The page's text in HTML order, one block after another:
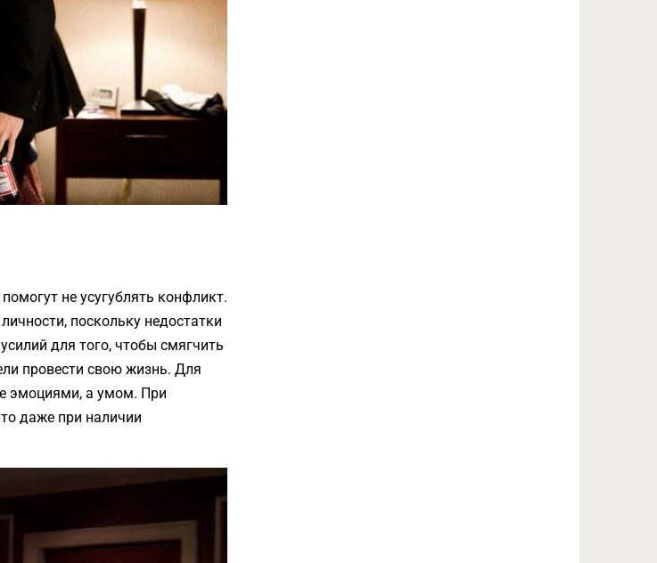
не усугублять конфликт.
поскольку недостатки
для того, чтобы смягчить
провести свою жизнь. Для
эмоциями, а умом. При
даже при наличии